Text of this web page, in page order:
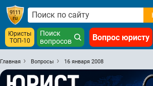
Юристы
ТОП-10
Поиск
вопросов
Вопрос юристу
Главная Вопросы 16 января 2008